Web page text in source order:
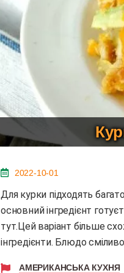
2022-10-01
Для курки підходять багато гарніри, які легко зробити. Найчастіше мене чіпляють рецепти, в яких
основний інгредієнт
тут.Цей варіант більше
інгредієнти. Блюдо
АМЕРИКАНСЬКА КУХНЯ